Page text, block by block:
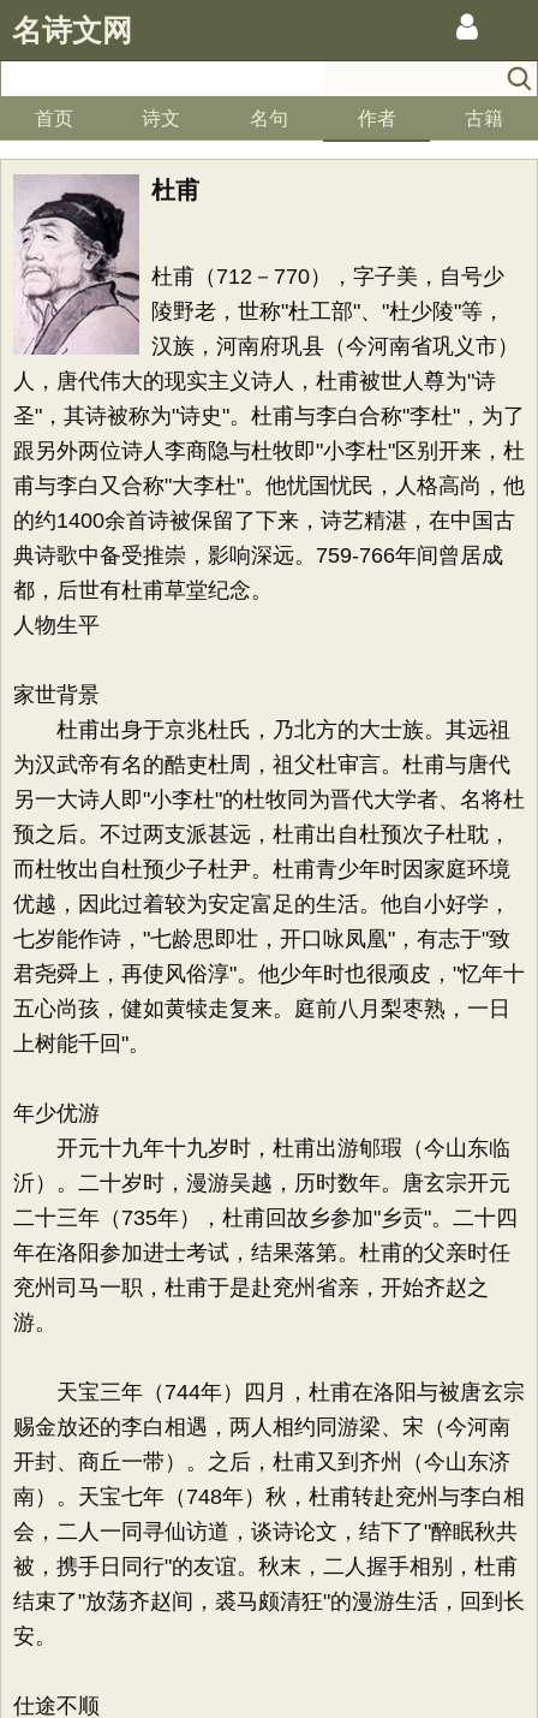
名诗文网
首页 诗文 名句 作者 古籍
杜甫
杜甫（712－770），字子美，自号少
陵野老，世称"杜工部"、"杜少陵"等，
汉族，河南府巩县（今河南省巩义市）
人，唐代伟大的现实主义诗人，杜甫被世人尊为"诗
圣"，其诗被称为"诗史"。杜甫与李白合称"李杜"，为了
跟另外两位诗人李商隐与杜牧即"小李杜"区别开来，杜
甫与李白又合称"大李杜"。他忧国忧民，人格高尚，他
的约1400余首诗被保留了下来，诗艺精湛，在中国古
典诗歌中备受推崇，影响深远。759-766年间曾居成
都，后世有杜甫草堂纪念。
人物生平
家世背景
杜甫出身于京兆杜氏，乃北方的大士族。其远祖
为汉武帝有名的酷吏杜周，祖父杜审言。杜甫与唐代
另一大诗人即"小李杜"的杜牧同为晋代大学者、名将杜
预之后。不过两支派甚远，杜甫出自杜预次子杜耽，
而杜牧出自杜预少子杜尹。杜甫青少年时因家庭环境
优越，因此过着较为安定富足的生活。他自小好学，
七岁能作诗，"七龄思即壮，开口咏凤凰"，有志于"致
君尧舜上，再使风俗淳"。他少年时也很顽皮，"忆年十
五心尚孩，健如黄犊走复来。庭前八月梨枣熟，一日
上树能千回"。
年少优游
开元十九年十九岁时，杜甫出游郇瑕（今山东临
沂）。二十岁时，漫游吴越，历时数年。唐玄宗开元
二十三年（735年），杜甫回故乡参加"乡贡"。二十四
年在洛阳参加进士考试，结果落第。杜甫的父亲时任
兖州司马一职，杜甫于是赴兖州省亲，开始齐赵之
游。
天宝三年（744年）四月，杜甫在洛阳与被唐玄宗
赐金放还的李白相遇，两人相约同游梁、宋（今河南
开封、商丘一带）。之后，杜甫又到齐州（今山东济
南）。天宝七年（748年）秋，杜甫转赴兖州与李白相
会，二人一同寻仙访道，谈诗论文，结下了"醉眠秋共
被，携手日同行"的友谊。秋末，二人握手相别，杜甫
结束了"放荡齐赵间，裘马颇清狂"的漫游生活，回到长
安。
仕途不顺